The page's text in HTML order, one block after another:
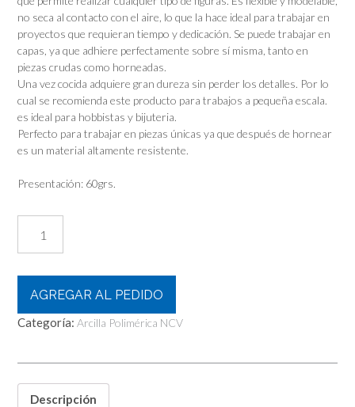
no seca al contacto con el aire, lo que la hace ideal para trabajar en
proyectos que requieran tiempo y dedicación. Se puede trabajar en
capas, ya que adhiere perfectamente sobre sí misma, tanto en
piezas crudas como horneadas.
Una vez cocida adquiere gran dureza sin perder los detalles. Por lo
cual se recomienda este producto para trabajos a pequeña escala.
es ideal para hobbistas y bijuteria.
Perfecto para trabajar en piezas únicas ya que después de hornear
es un material altamente resistente.
Presentación: 60grs.
Arcilla
Polimérica
Hobby
Translúcida
Horneable!!
AGREGAR AL PEDIDO
Categoría: Arcilla Polimérica NCV
Descripción